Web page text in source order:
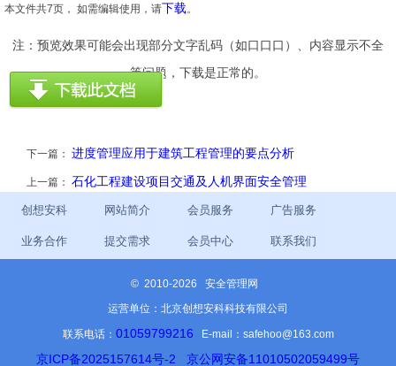
本文件共7页， 如需编辑使用，请下载。
注：预览效果可能会出现部分文字乱码（如口口口）、内容显示不全
等问题，下载是正常的。
下一篇： 进度管理应用于建筑工程管理的要点分析
上一篇： 石化工程建设项目交通及人机界面安全管理
创想安科 网站简介 会员服务 广告服务
业务合作 提交需求 会员中心 联系我们
© 2010-2026 安全管理网
运营单位：北京创想安科科技有限公司
联系电话： 01059799216 E-mail：safehoo@163.com
京ICP备2025157614号-2 京公网安备11010502059499号